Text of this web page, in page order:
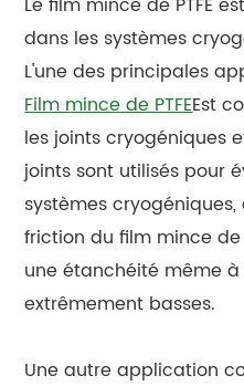
dans les systèmes
L'une des principales
Film mince de PTFEEst
les joints cryogéniques
joints sont utilisés pour
systèmes
friction du film mince de
une étanchéité même
extrêmement basses.
Une autre application